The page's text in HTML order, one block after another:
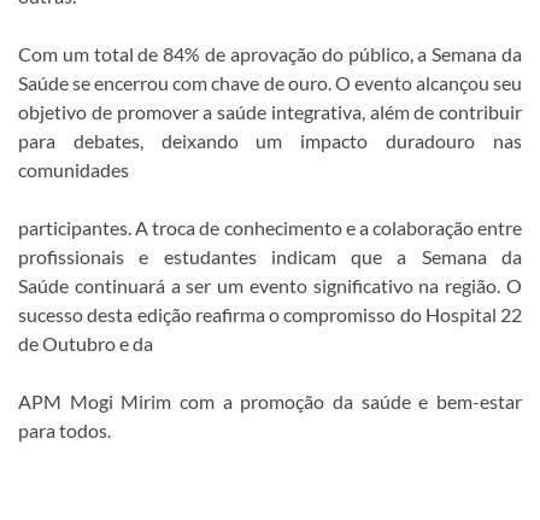
Com um total de 84% de aprovação do público, a Semana da
Saúde se encerrou com chave de ouro. O evento alcançou seu
objetivo de promover a saúde integrativa, além de contribuir
para debates, deixando um impacto duradouro nas
comunidades
participantes. A troca de conhecimento e a colaboração entre
profissionais e estudantes indicam que a Semana da
Saúde continuará a ser um evento significativo na região. O
sucesso desta edição reafirma o compromisso do Hospital 22
de Outubro e da
APM Mogi Mirim com a promoção da saúde e bem-estar
para todos.